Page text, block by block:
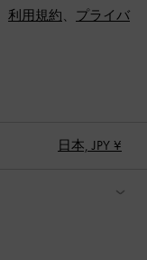
利用規約、 プライバ
日本, JPY ¥